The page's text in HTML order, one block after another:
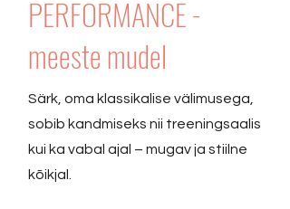
PERFORMANCE -
meeste mudel
Särk, oma klassikalise välimusega,
sobib kandmiseks nii treeningsaalis
kui ka vabal ajal – mugav ja stiilne
kõikjal.